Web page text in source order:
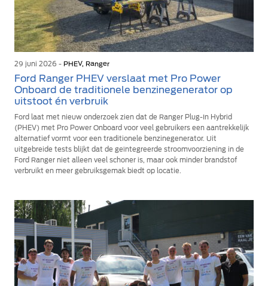
29 juni 2026 - PHEV, Ranger
Ford Ranger PHEV verslaat met Pro Power
Onboard de traditionele benzinegenerator op
uitstoot én verbruik
Ford laat met nieuw onderzoek zien dat de Ranger Plug-In Hybrid
(PHEV) met Pro Power Onboard voor veel gebruikers een aantrekkelijk
alternatief vormt voor een traditionele benzinegenerator. Uit
uitgebreide tests blijkt dat de geïntegreerde stroomvoorziening in de
Ford Ranger niet alleen veel schoner is, maar ook minder brandstof
verbruikt en meer gebruiksgemak biedt op locatie.